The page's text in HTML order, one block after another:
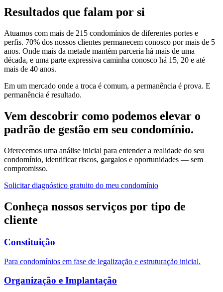
Resultados que falam por si
Atuamos com mais de 215 condomínios de diferentes portes e
perfis. 70% dos nossos clientes permanecem conosco por mais de 5
anos. Onde mais da metade mantém parceria há mais de uma
década, e uma parte expressiva caminha conosco há 15, 20 e até
mais de 40 anos.
Em um mercado onde a troca é comum, a permanência é prova. E
permanência é resultado.
Vem descobrir como podemos elevar o
padrão de gestão em seu condomínio.
Oferecemos uma análise inicial para entender a realidade do seu
condomínio, identificar riscos, gargalos e oportunidades — sem
compromisso.
Solicitar diagnóstico gratuito do meu condomínio
Conheça nossos serviços por tipo de
cliente
Constituição
Para condomínios em fase de legalização e estruturação inicial.
Organização e Implantação